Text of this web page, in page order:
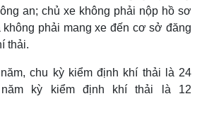
Video
Ảnh
an; chủ xe không phải nộp hồ sơ
không phải mang xe đến cơ sở đăng
thải.
chu kỳ kiểm định khí thải là 24
năm kỳ kiểm định khí thải là 12